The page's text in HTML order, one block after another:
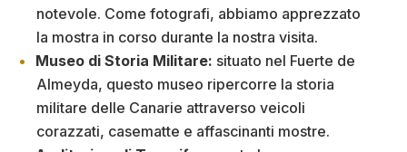
notevole. Come fotografi, abbiamo apprezzato
la mostra in corso durante la nostra visita.
Museo di Storia Militare: situato nel Fuerte de
Almeyda, questo museo ripercorre la storia
militare delle Canarie attraverso veicoli
corazzati, casematte e affascinanti mostre.